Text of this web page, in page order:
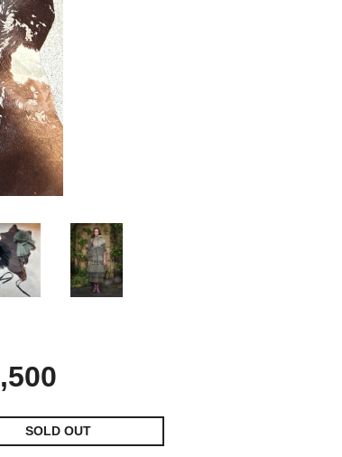
SOLD OUT